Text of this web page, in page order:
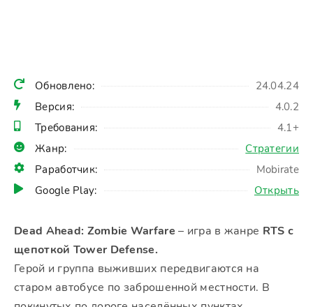
Обновлено:
24.04.24
Версия:
4.0.2
Требования:
4.1+
Жанр:
Стратегии
Раработчик:
Mobirate
Google Play:
Открыть
Dead Ahead: Zombie Warfare – игра в жанре RTS с
щепоткой Tower Defense.
Герой и группа выживших передвигаются на
старом автобусе по заброшенной местности. В